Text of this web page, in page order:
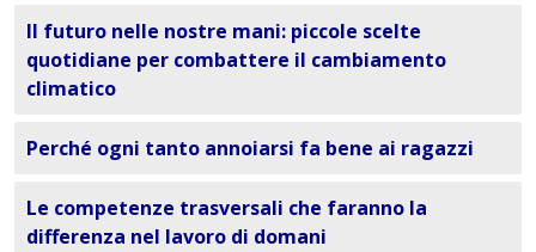
Il futuro nelle nostre mani: piccole scelte
quotidiane per combattere il cambiamento
climatico
Perché ogni tanto annoiarsi fa bene ai ragazzi
Le competenze trasversali che faranno la
differenza nel lavoro di domani